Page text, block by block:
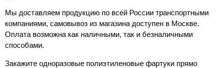
Мы доставляем продукцию по всей России транспортными
компаниями, самовывоз из магазина доступен в Москве.
Оплата возможна как наличными, так и безналичными
способами.
Закажите одноразовые полиэтиленовые фартуки прямо